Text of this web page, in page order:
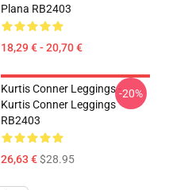
Plana RB2403
18,29 € - 20,70 €
Kurtis Conner Leggings -
Kurtis Conner Leggings
RB2403
26,63 €$28.95
-20%